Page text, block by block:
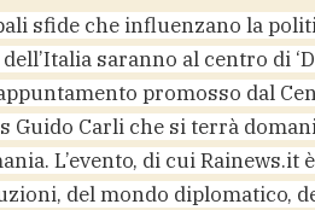
sfide che influenzano la
saranno al centro di
promosso dal
Guido Carli che si terrà
L’evento, di cui
del mondo diplomatico,